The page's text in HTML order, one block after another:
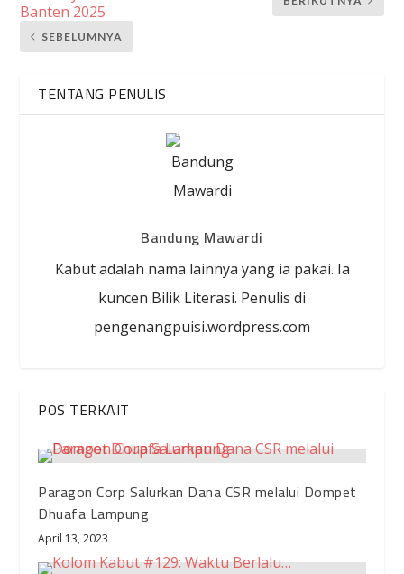
Banten 2025
SEBELUMNYA
TENTANG PENULIS
Bandung Mawardi
Kabut adalah nama lainnya yang ia pakai. Ia
kuncen Bilik Literasi. Penulis di
pengenangpuisi.wordpress.com
POS TERKAIT
Paragon Corp Salurkan Dana CSR melalui Dompet
Dhuafa Lampung
April 13, 2023